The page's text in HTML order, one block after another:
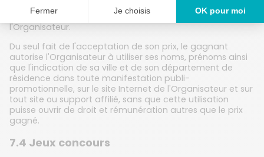
courrier électronique, il sera considéré comme ayant
renoncé à son lot et le lot restera à la propriété de
l'Organisateur.
Du seul fait de l'acceptation de son prix, le gagnant
autorise l'Organisateur à utiliser ses noms, prénoms ainsi
que l'indication de sa ville et de son département de
résidence dans toute manifestation publi-
promotionnelle, sur le site Internet de l'Organisateur et sur
tout site ou support affilié, sans que cette utilisation
puisse ouvrir de droit et rémunération autres que le prix
gagné.
7.4 Jeux concours